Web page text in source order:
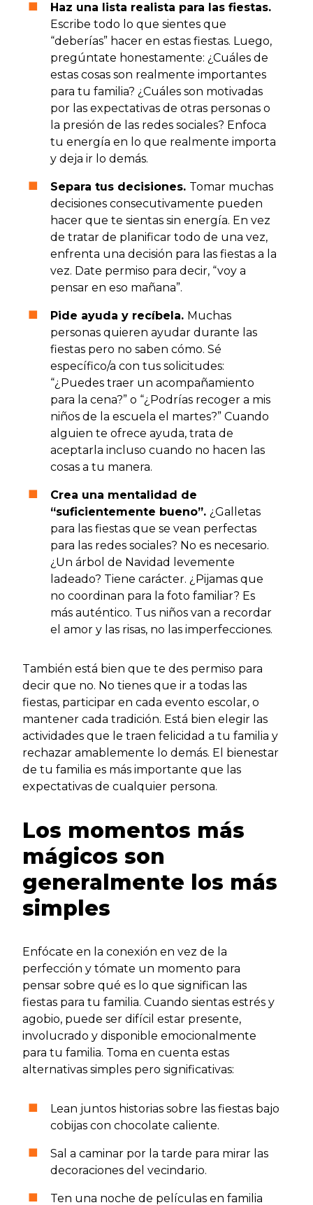
Haz una lista realista para las fiestas.
Escribe todo lo que sientes que
“deberías” hacer en estas fiestas. Luego,
pregúntate honestamente: ¿Cuáles de
estas cosas son realmente importantes
para tu familia? ¿Cuáles son motivadas
por las expectativas de otras personas o
la presión de las redes sociales? Enfoca
tu energía en lo que realmente importa
y deja ir lo demás.
Separa tus decisiones. Tomar muchas
decisiones consecutivamente pueden
hacer que te sientas sin energía. En vez
de tratar de planificar todo de una vez,
enfrenta una decisión para las fiestas a la
vez. Date permiso para decir, “voy a
pensar en eso mañana”.
Pide ayuda y recíbela. Muchas
personas quieren ayudar durante las
fiestas pero no saben cómo. Sé
específico/a con tus solicitudes:
“¿Puedes traer un acompañamiento
para la cena?” o “¿Podrías recoger a mis
niños de la escuela el martes?” Cuando
alguien te ofrece ayuda, trata de
aceptarla incluso cuando no hacen las
cosas a tu manera.
Crea una mentalidad de
“suficientemente bueno”. ¿Galletas
para las fiestas que se vean perfectas
para las redes sociales? No es necesario.
¿Un árbol de Navidad levemente
ladeado? Tiene carácter. ¿Pijamas que
no coordinan para la foto familiar? Es
más auténtico. Tus niños van a recordar
el amor y las risas, no las imperfecciones.
También está bien que te des permiso para
decir que no. No tienes que ir a todas las
fiestas, participar en cada evento escolar, o
mantener cada tradición. Está bien elegir las
actividades que le traen felicidad a tu familia y
rechazar amablemente lo demás. El bienestar
de tu familia es más importante que las
expectativas de cualquier persona.
Los momentos más
mágicos son
generalmente los más
simples
Enfócate en la conexión en vez de la
perfección y tómate un momento para
pensar sobre qué es lo que significan las
fiestas para tu familia. Cuando sientas estrés y
agobio, puede ser difícil estar presente,
involucrado y disponible emocionalmente
para tu familia. Toma en cuenta estas
alternativas simples pero significativas:
Lean juntos historias sobre las fiestas bajo
cobijas con chocolate caliente.
Sal a caminar por la tarde para mirar las
decoraciones del vecindario.
Ten una noche de películas en familia